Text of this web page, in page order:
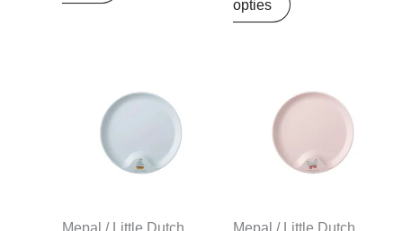
opties
Mepal / Little Dutch
was:
€8,99.
is:
Mepal / Little Dutch
was:
€9,99.
is: